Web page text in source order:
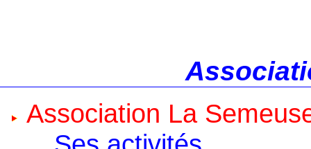
Association La